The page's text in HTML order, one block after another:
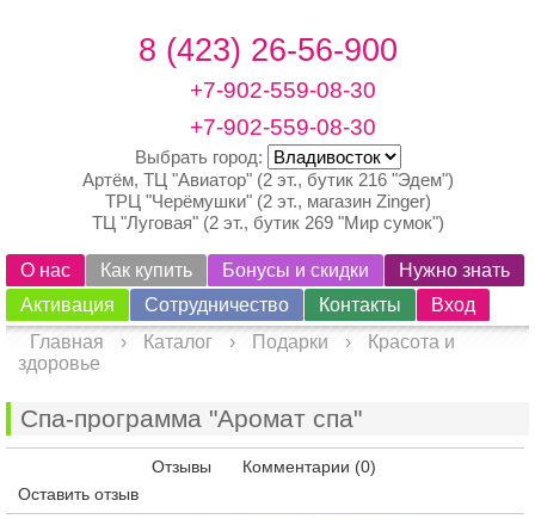
8 (423) 26-56-900
+7-902-559-08-30
+7-902-559-08-30
Выбрать город:
Артём, ТЦ "Авиатор" (2 эт., бутик 216 "Эдем")
ТРЦ "Черёмушки" (2 эт., магазин Zinger)
ТЦ "Луговая" (2 эт., бутик 269 "Мир сумок")
О нас Как купить Бонусы и скидки
Нужно знать
Активация
Сотрудничество Контакты
Вход
Главная
› Каталог › Подарки ›
Красота и
здоровье
Спа-программа "Аромат спа"
Отзывы
Комментарии (0)
Оставить отзыв